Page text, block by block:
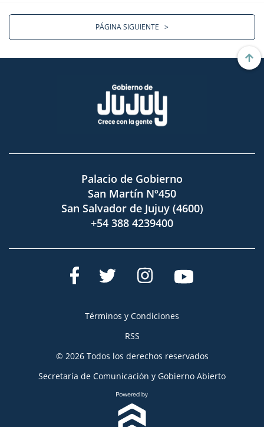
PÁGINA SIGUIENTE >
Palacio de Gobierno
San Martín Nº450
San Salvador de Jujuy (4600)
+54 388 4239400
Términos y Condiciones
RSS
© 2026 Todos los derechos reservados
Secretaría de Comunicación y Gobierno Abierto